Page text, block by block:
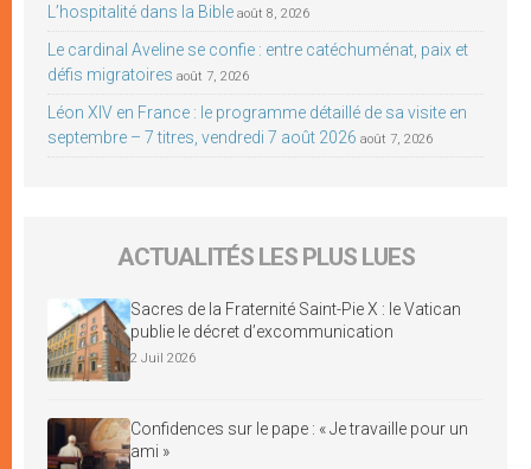
L’hospitalité dans la Bible août 8, 2026
Le cardinal Aveline se confie : entre catéchuménat, paix et
défis migratoires août 7, 2026
Léon XIV en France : le programme détaillé de sa visite en
septembre – 7 titres, vendredi 7 août 2026 août 7, 2026
ACTUALITÉS LES PLUS LUES
Sacres de la Fraternité Saint-Pie X : le Vatican
publie le décret d’excommunication
2 Juil 2026
Confidences sur le pape : « Je travaille pour un
ami »